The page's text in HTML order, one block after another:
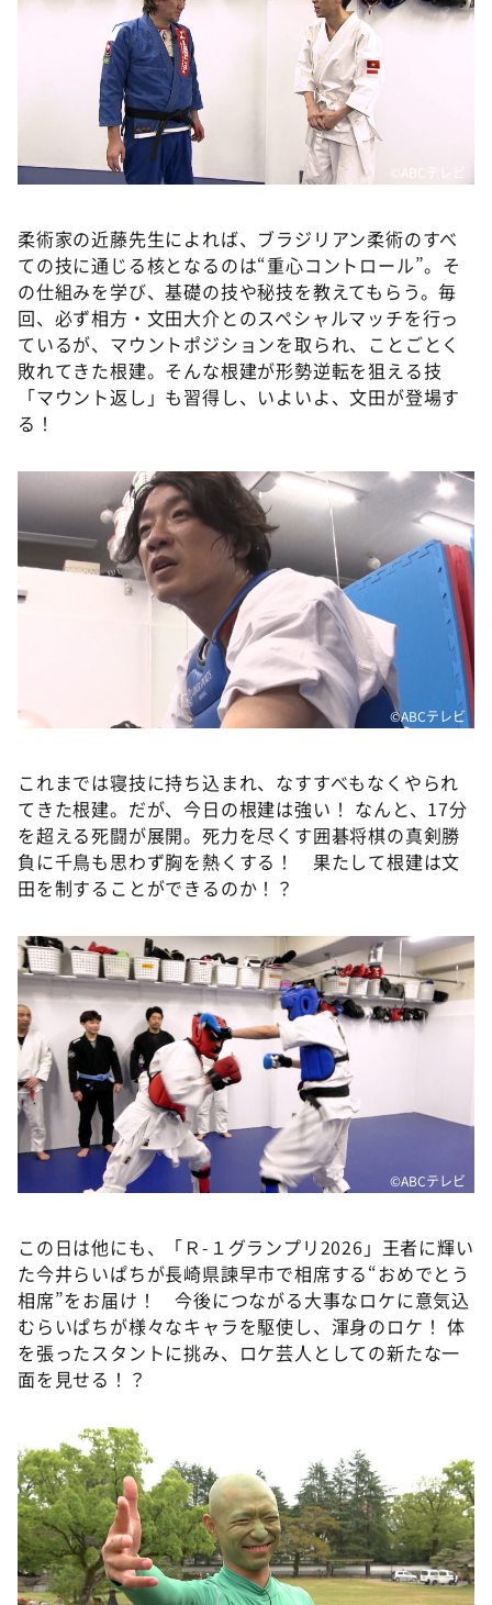
©ABCテレビ
柔術家の近藤先生によれば、ブラジリアン柔術のすべ
ての技に通じる核となるのは“重心コントロール”。そ
の仕組みを学び、基礎の技や秘技を教えてもらう。毎
回、必ず相方・文田大介とのスペシャルマッチを行っ
ているが、マウントポジションを取られ、ことごとく
敗れてきた根建。そんな根建が形勢逆転を狙える技
「マウント返し」も習得し、いよいよ、文田が登場す
る！
©ABCテレビ
これまでは寝技に持ち込まれ、なすすべもなくやられ
てきた根建。だが、今日の根建は強い！ なんと、17分
を超える死闘が展開。死力を尽くす囲碁将棋の真剣勝
負に千鳥も思わず胸を熱くする！ 果たして根建は文
田を制することができるのか！？
©ABCテレビ
この日は他にも、「Ｒ-１グランプリ2026」王者に輝い
た今井らいぱちが長崎県諫早市で相席する“おめでとう
相席”をお届け！ 今後につながる大事なロケに意気込
むらいぱちが様々なキャラを駆使し、渾身のロケ！ 体
を張ったスタントに挑み、ロケ芸人としての新たな一
面を見せる！？